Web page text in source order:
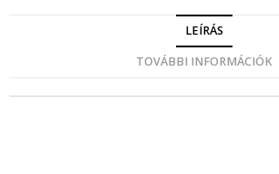
LEÍRÁS
TOVÁBBI INFORMÁCIÓK